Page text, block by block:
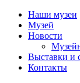
Наши музеи
Музей
Новости
Выставки и
Контакты